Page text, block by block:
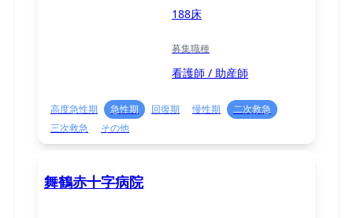
188床
募集職種
看護師 / 助産師
高度急性期 急性期 回復期 慢性期
二次救急
三次救急
その他
舞鶴赤十字病院